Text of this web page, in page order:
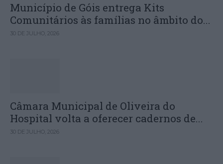
Município de Góis entrega Kits
Comunitários às famílias no âmbito do...
30 DE JULHO, 2026
Câmara Municipal de Oliveira do
Hospital volta a oferecer cadernos de...
30 DE JULHO, 2026